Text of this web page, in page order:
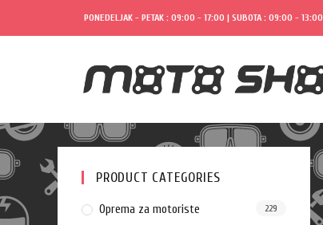
PONEDELJAK - PETAK : 09:00 - 17:00 | SUBOTA : 09:00 -
PRODUCT CATEGORIES
Oprema za motoriste 229